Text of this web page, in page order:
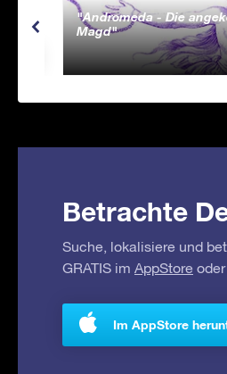
Andromeda - Die
Magd
Betrachte
Suche, lokalisiere und
GRATIS im AppStore oder
Im AppStore